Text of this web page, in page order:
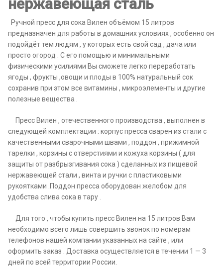
нержавеющая сталь
Ручной пресс для сока Вилен объёмом 15 литров
предназначен для работы в домашних условиях , особенно он
подойдёт тем людям , у которых есть свой сад , дача или
просто огород . С его помощью и минимальными
физическими усилиями Вы сможете легко переработать
ягоды , фрукты ,овощи и плоды в 100% натуральный сок
сохранив при этом все витамины , микроэлементы и другие
полезные вещества .
Пресс Вилен , отечественного производства , выполнен в
следующей комплектации : корпус пресса сварен из стали с
качественными сварочными швами , поддон , прижимной
тарелки , корзины с отверстиями и кожуха корзины ( для
защиты от разбрызгивания сока ) сделанных из пищевой
нержавеющей стали , винта и ручки с пластиковыми
рукоятками .Поддон пресса оборудован желобом для
удобства слива сока в тару .
Для того , чтобы купить пресс Вилен на 15 литров Вам
необходимо всего лишь совершить звонок по номерам
телефонов нашей компании указанных на сайте , или
оформить заказ . Доставка осуществляется в течении 1 — 3
дней по всей территории России.